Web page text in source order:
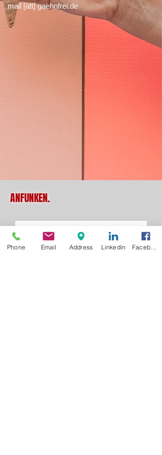
mail [ätt] gaehnfrei.de
ANFUNKEN.
Phone Email Address Linkedin